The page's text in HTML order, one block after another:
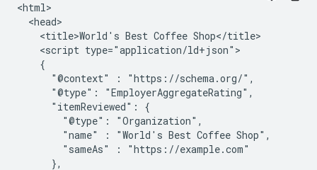
<html>
  <head>
    <title>World's Best Coffee Shop</title>
    <script type="application/ld+json">
    {
      "@context" : "https://schema.org/",
      "@type": "EmployerAggregateRating",
      "itemReviewed": {
        "@type": "Organization",
        "name" : "World's Best Coffee Shop",
        "sameAs" : "https://example.com"
      },